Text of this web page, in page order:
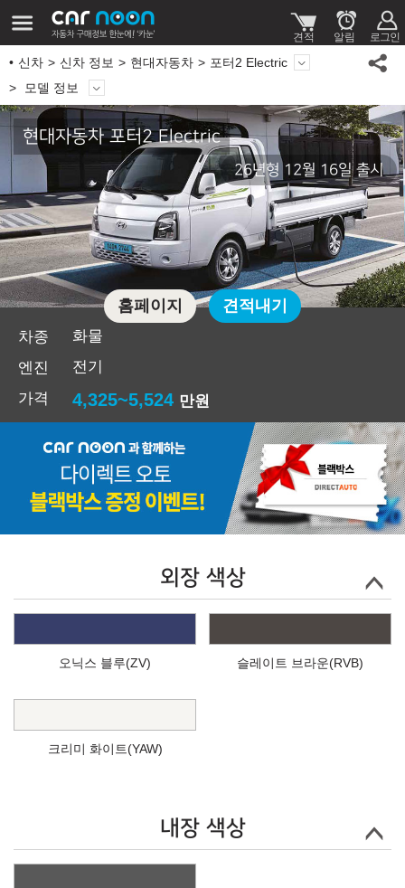
신차 신차 정보 현대자동차
포터2 Electric
모델 정보
현대자동차 포터2 Electric
26년형 12월 16일 출시
차종
화물
엔진
전기
가격
4,325~5,524 만원
홈페이지 견적내기
외장 색상
오닉스 블루(ZV) 슬레이트 브라운(RVB)
크리미 화이트(YAW)
내장 색상